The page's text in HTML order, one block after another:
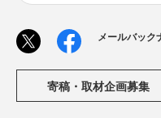
メールバック
寄稿・取材企画募集